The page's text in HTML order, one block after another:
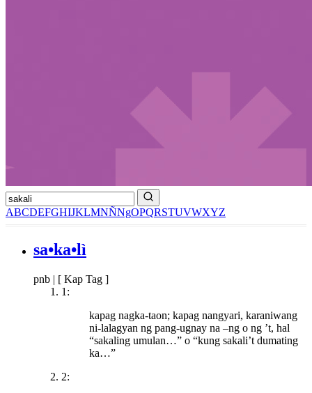
ABCDEFGHIJKLMNÑNgOPQRSTUVWXYZ
sa•ka•lì
pnb | [ Kap Tag ]
1:
kapag nagka-taon; kapag nangyari, karaniwang
ni-lalagyan ng pang-ugnay na –ng o ng ’t, hal
“sakaling umulan…” o “kung sakali’t dumating
ka…”
2: